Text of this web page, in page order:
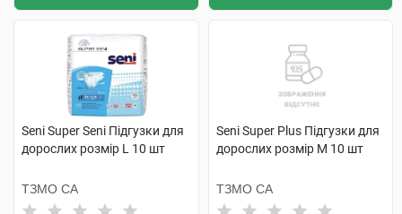
Seni Super Seni Підгузки для
дорослих розмір L 10 шт
ТЗМО СА
Seni Super Plus Підгузки для
дорослих розмір M 10 шт
ТЗМО СА